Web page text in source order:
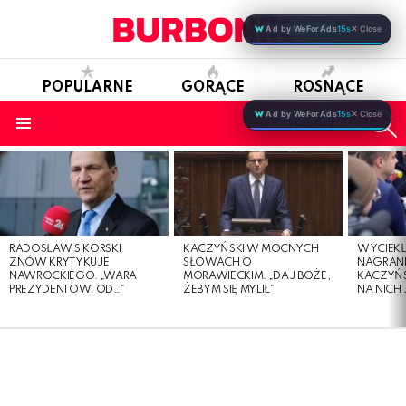
POPULARNE GORĄCE ROSNĄCE
LATEST
RADOSŁAW SIKORSKI
ZNÓW KRYTYKUJE
NAWROCKIEGO. „WARA
PREZYDENTOWI OD…”
KACZYŃSKI W MOCNYCH
SŁOWACH O
MORAWIECKIM. „DAJ BOŻE,
ŻEBYM SIĘ MYLIŁ”
NA NICH
Ad by WeForAds15s✕ Close
Ad by WeForAds15s✕ Close